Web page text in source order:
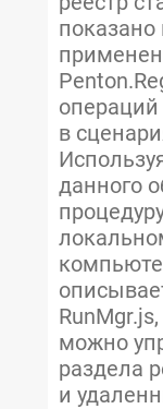
показано
операций
в
данного
можно
раздела
и